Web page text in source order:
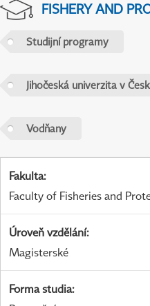
FISHERY AND
Studijní programy
Jihočeská univerzita v
Vodňany
Fakulta:
Faculty of Fisheries and
Úroveň vzdělání:
Magisterské
Forma studia: